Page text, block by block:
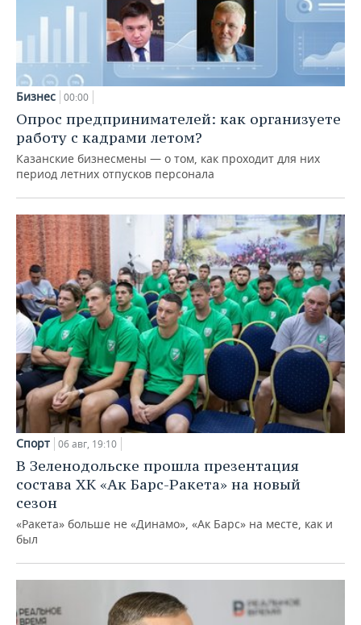
Бизнес 00:00
Опрос предпринимателей: как организуете
работу с кадрами летом?
Казанские бизнесмены — о том, как проходит для них
период летних отпусков персонала
Спорт 06 авг, 19:10
В Зеленодольске прошла презентация
состава ХК «Ак Барс-Ракета» на новый
сезон
«Ракета» больше не «Динамо», «Ак Барс» на месте, как и
был